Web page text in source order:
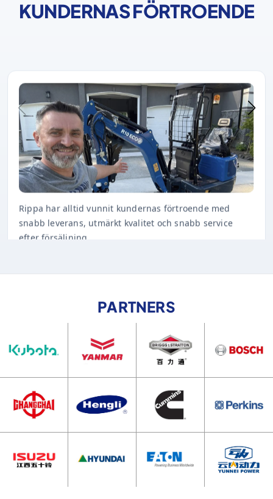
KUNDERNAS FÖRTROENDE
Rippa har alltid vunnit kundernas förtroende med
snabb leverans, utmärkt kvalitet och snabb service
efter försäljning
PARTNERS